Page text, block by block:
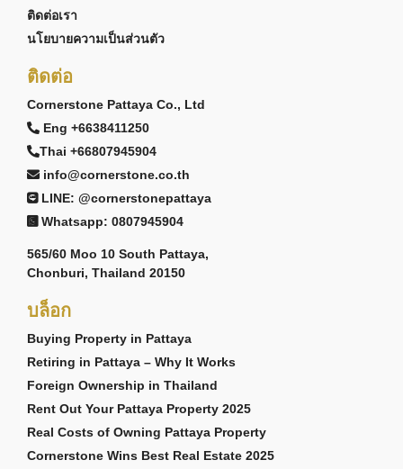
ติดต่อเรา
นโยบายความเป็นส่วนตัว
ติดต่อ
Cornerstone Pattaya Co., Ltd
Eng +6638411250
Thai +66807945904
info@cornerstone.co.th
LINE: @cornerstonepattaya
Whatsapp: 0807945904
565/60 Moo 10 South Pattaya,
Chonburi, Thailand 20150
บล็อก
Buying Property in Pattaya
Retiring in Pattaya – Why It Works
Foreign Ownership in Thailand
Rent Out Your Pattaya Property 2025
Real Costs of Owning Pattaya Property
Cornerstone Wins Best Real Estate 2025